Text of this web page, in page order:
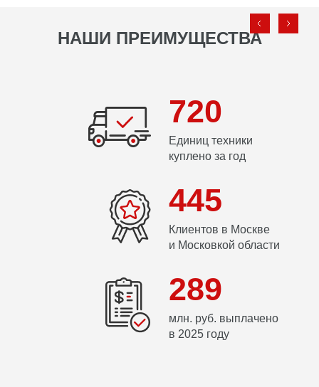
НАШИ ПРЕИМУЩЕСТВА
720
Единиц техники
куплено за год
445
Клиентов в Москве
и Московкой области
289
млн. руб. выплачено
в 2025 году